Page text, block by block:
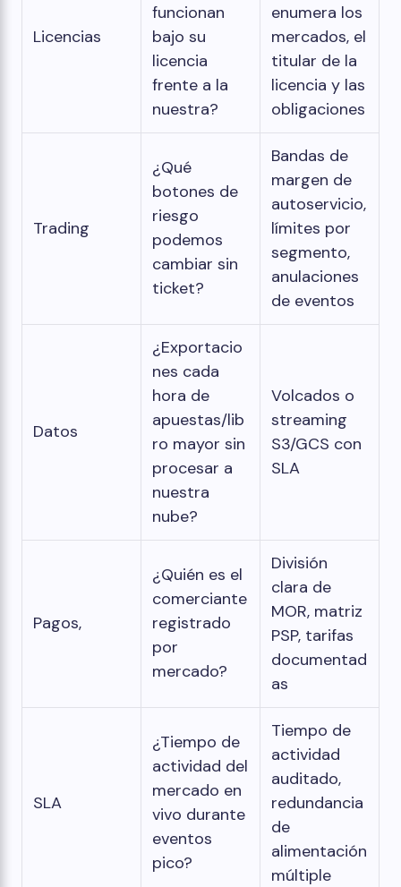
Licencias
funcionan
bajo su
licencia
frente a la
nuestra?
enumera los
mercados, el
titular de la
licencia y las
obligaciones
Trading
¿Qué
botones de
riesgo
podemos
cambiar sin
ticket?
Bandas de
margen de
autoservicio,
límites por
segmento,
anulaciones
de eventos
Datos
¿Exportacio
nes cada
hora de
apuestas/lib
ro mayor sin
procesar a
nuestra
nube?
Volcados o
streaming
S3/GCS con
SLA
Pagos,
¿Quién es el
comerciante
registrado
por
mercado?
División
clara de
MOR, matriz
PSP, tarifas
documentad
as
SLA
¿Tiempo de
actividad del
mercado en
vivo durante
eventos
pico?
Tiempo de
actividad
auditado,
redundancia
de
alimentación
múltiple